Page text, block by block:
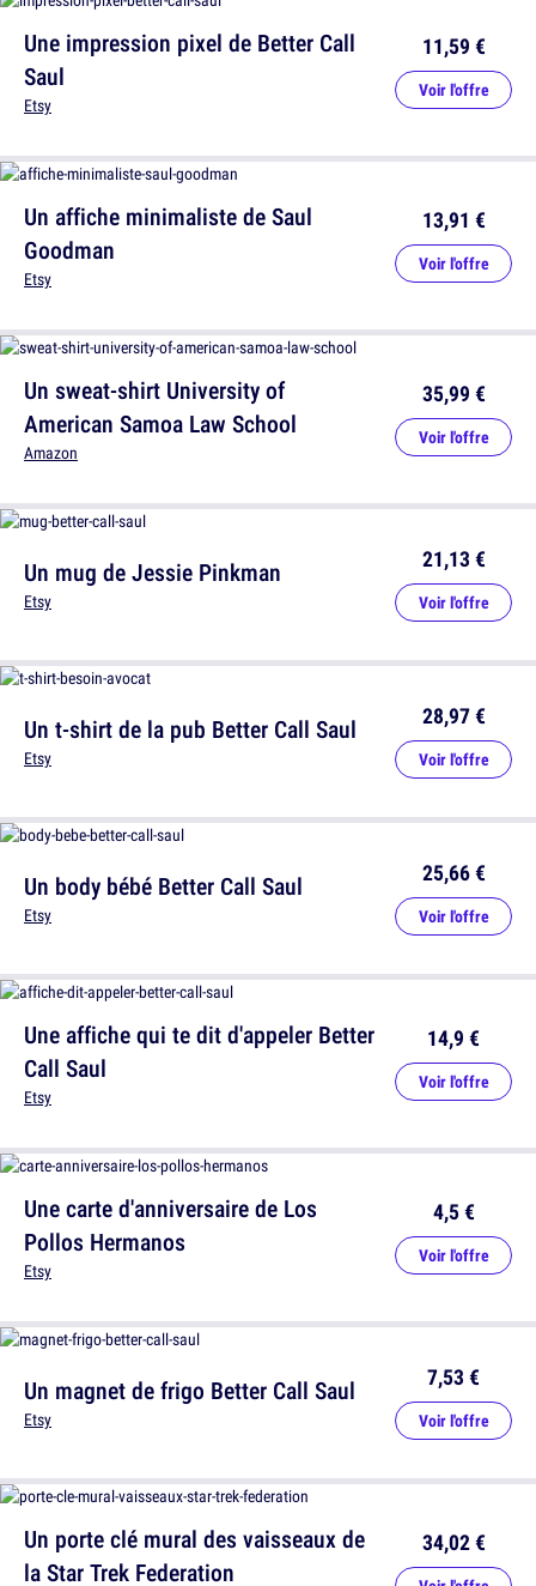
Une impression pixel de Better Call
Saul
Etsy
11,59 €
Voir l'offre
Un sweat-shirt University of
American Samoa Law School
Amazon
35,99 €
Voir l'offre
Un body bébé Better Call Saul
Etsy
25,66 €
Voir l'offre
Une carte d'anniversaire de Los
Pollos Hermanos
Etsy
4,5 €
Voir l'offre
Un porte clé mural des vaisseaux de
la Star Trek Federation
34,02 €
Un affiche minimaliste de Saul
Goodman
Etsy
13,91 €
Voir l'offre
Un mug de Jessie Pinkman
Etsy
21,13 €
Voir l'offre
Un t-shirt de la pub Better Call Saul
Etsy
28,97 €
Voir l'offre
Une affiche qui te dit d'appeler Better
Call Saul
Etsy
14,9 €
Voir l'offre
Un magnet de frigo Better Call Saul
Etsy
7,53 €
Voir l'offre